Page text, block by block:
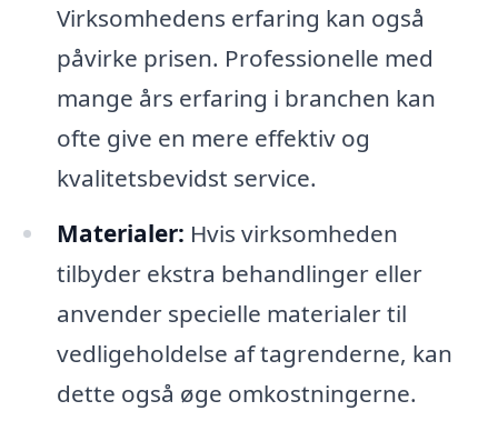
Virksomhedens erfaring kan også
påvirke prisen. Professionelle med
mange års erfaring i branchen kan
ofte give en mere effektiv og
kvalitetsbevidst service.
Materialer: Hvis virksomheden
tilbyder ekstra behandlinger eller
anvender specielle materialer til
vedligeholdelse af tagrenderne, kan
dette også øge omkostningerne.